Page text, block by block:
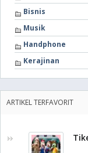
Bisnis
Musik
Handphone
Kerajinan
ARTIKEL TERFAVORIT